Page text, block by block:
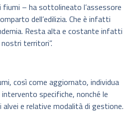
fiumi – ha sottolineato l’assessore
dell’edilizia. Che è infatti
Resta alta e costante infatti
territori”.
così come aggiornato, individua
specifiche, nonché le
alvei e relative modalità di gestione.